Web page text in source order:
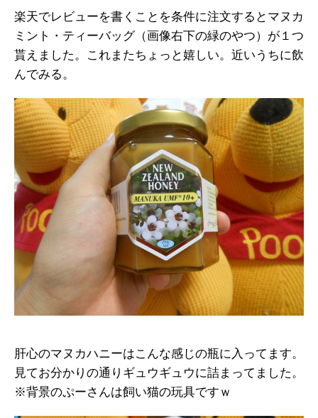
楽天でレビューを書くことを条件に注文するとマヌカ
ミント・ティーバッグ（画像右下の緑のやつ）が１つ
貰えました。これまたちょっと嬉しい。近いうちに飲
んでみる。
肝心のマヌカハニーはこんな感じの瓶に入ってます。
見てお分かりの通りギュウギュウに詰まってました。
※背景のぷーさんは飼い猫の玩具ですｗ